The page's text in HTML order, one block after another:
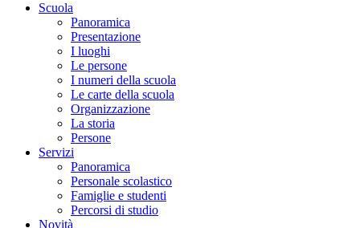
Scuola
Panoramica
Presentazione
I luoghi
Le persone
I numeri della scuola
Le carte della scuola
Organizzazione
La storia
Persone
Servizi
Panoramica
Personale scolastico
Famiglie e studenti
Percorsi di studio
Novità